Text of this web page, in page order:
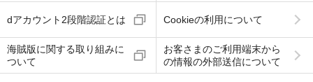
dアカウント2段階認証とは Cookieの利用について
海賊版に関する取り組みに
ついて
お客さまのご利用端末から
の情報の外部送信について